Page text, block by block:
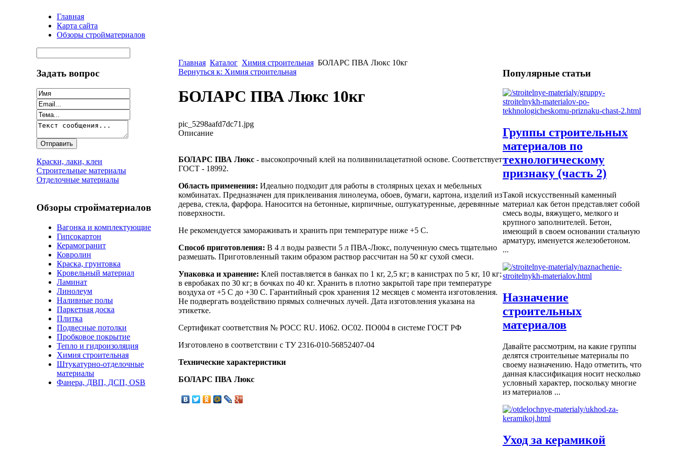
Главная
Карта сайта
Обзоры стройматериалов
Задать вопрос
Краски, лаки, клеи
Строительные материалы
Отделочные материалы
Обзоры стройматериалов
Вагонка и комплектующие
Гипсокартон
Керамогранит
Ковролин
Краска, грунтовка
Кровельный материал
Ламинат
Линолеум
Наливные полы
Паркетная доска
Плитка
Подвесные потолки
Пробковое покрытие
Тепло и гидроизоляция
Химия строительная
Штукатурно-отделочные
материалы
Фанера, ДВП, ДСП, OSB
Главная Каталог Химия строительная БОЛАРС ПВА Люкс 10кг
Вернуться к: Химия строительная
БОЛАРС ПВА Люкс 10кг
pic_5298aafd7dc71.jpg
Описание
БОЛАРС ПВА Люкс - высокопрочный клей на поливинилацетатной основе. Соответствует
ГОСТ - 18992.
Область применения: Идеально подходит для работы в столярных цехах и мебельных
комбинатах. Предназначен для приклеивания линолеума, обоев, бумаги, картона, изделий из
дерева, стекла, фарфора. Наносится на бетонные, кирпичные, оштукатуренные, деревянные
поверхности.
Не рекомендуется замораживать и хранить при температуре ниже +5 С.
Способ приготовления: В 4 л воды развести 5 л ПВА-Люкс, полученную смесь тщательно
размешать. Приготовленный таким образом раствор рассчитан на 50 кг сухой смеси.
Упаковка и хранение: Клей поставляется в банках по 1 кг, 2,5 кг; в канистрах по 5 кг, 10 кг;
в евробаках по 30 кг; в бочках по 40 кг. Хранить в плотно закрытой таре при температуре
воздуха от +5 С до +30 С. Гарантийный срок хранения 12 месяцев с момента изготовления.
Не подвергать воздействию прямых солнечных лучей. Дата изготовления указана на
этикетке.
Сертификат соответствия № РОСС RU. И062. ОС02. ПО004 в системе ГОСТ РФ
Изготовлено в соответствии с ТУ 2316-010-56852407-04
Технические характеристики
БОЛАРС ПВА Люкс
Популярные статьи
Группы строительных
материалов по
технологическому
признаку (часть 2)
Такой искусственный каменный
материал как бетон представляет собой
смесь воды, вяжущего, мелкого и
крупного заполнителей. Бетон,
имеющий в своем основании стальную
арматуру, именуется железобетоном.
...
Назначение
строительных
материалов
Давайте рассмотрим, на какие группы
делятся строительные материалы по
своему назначению. Надо отметить, что
данная классификация носит несколько
условный характер, поскольку многие
из материалов ...
Уход за керамикой